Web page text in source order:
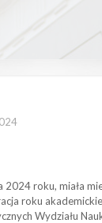
2024 roku, miała
roku
Wydziału